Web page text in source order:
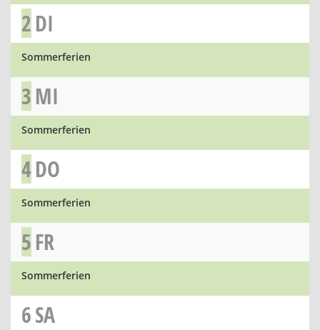
2DI
Sommerferien
3MI
Sommerferien
4DO
Sommerferien
5FR
Sommerferien
6SA